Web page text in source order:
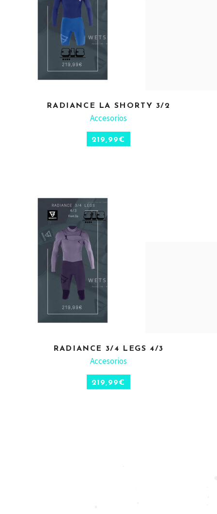
ADD TO CART
RADIANCE LA SHORTY 3/2
Accesorios
219,99€
ADD TO CART
RADIANCE 3/4 LEGS 4/3
Accesorios
219,99€